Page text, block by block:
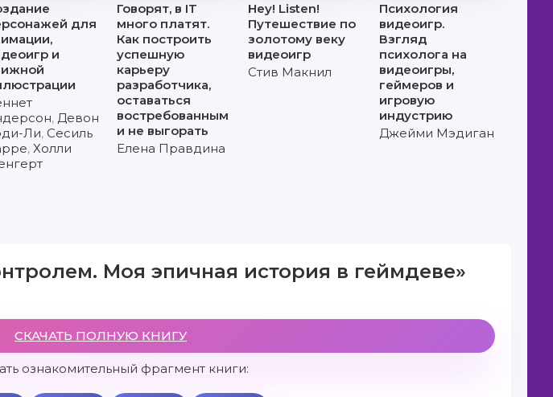
для
и
, Девон
Ли, Сесиль
, Холли
Говорят, в IT
много платят.
Как построить
успешную
карьеру
разработчика,
оставаться
востребованным
и не выгорать
Елена Правдина
Hey! Listen!
Путешествие по
золотому веку
видеоигр
Стив Макнил
Психология
видеоигр.
Взгляд
психолога на
видеоигры,
геймеров и
игровую
индустрию
Джейми Мэдиган
Моя эпичная история в геймдеве»
СКАЧАТЬ ПОЛНУЮ КНИГУ
ознакомительный фрагмент книги: